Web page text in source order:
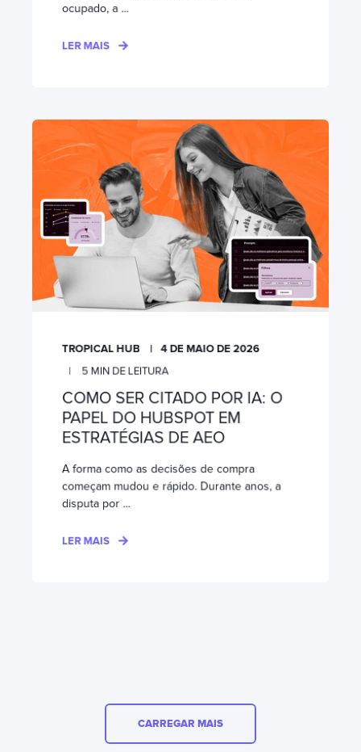
ocupado, a ...
LER MAIS
TROPICAL HUB 4 DE MAIO DE 2026
5 MIN DE LEITURA
COMO SER CITADO POR IA: O
PAPEL DO HUBSPOT EM
ESTRATÉGIAS DE AEO
A forma como as decisões de compra
começam mudou e rápido. Durante anos, a
disputa por ...
LER MAIS
CARREGAR MAIS